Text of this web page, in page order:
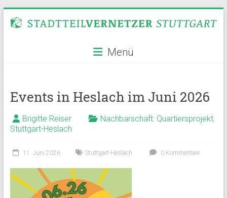
Inhalt
Stadtteilvernetzer
Menü
Events in Heslach im Juni 2026
Brigitte Reiser Nachbarschaft, Quartiersprojekt,
Stuttgart-Heslach
11. Juni 2026 Stuttgart-Heslach 0 Kommentare